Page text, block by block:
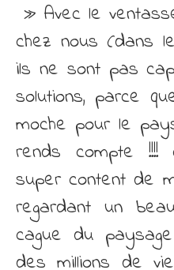
» Avec le
chez nous (dans
ils ne sont pas
solutions, parce
moche pour le
rends compte !!!!
super content de
regardant un
cague du
des millions de